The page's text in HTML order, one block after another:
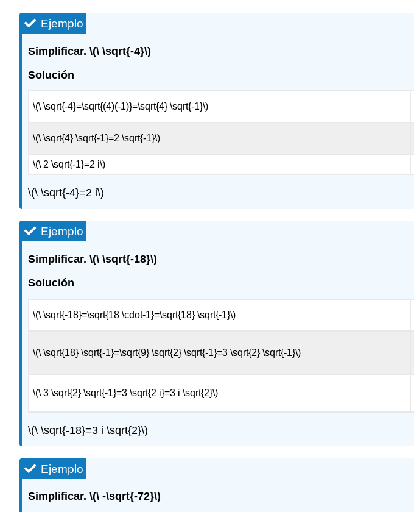
Ejemplo
Simplificar. \(\ \sqrt{-4}\)
Solución
\(\ \sqrt{-4}=\sqrt{(4)(-1)}=\sqrt{4} \sqrt{-1}\)
\(\ \sqrt{4} \sqrt{-1}=2 \sqrt{-1}\)
\(\ 2 \sqrt{-1}=2 i\)
\(\ \sqrt{-4}=2 i\)
Ejemplo
Simplificar. \(\ \sqrt{-18}\)
Solución
\(\ \sqrt{-18}=\sqrt{18 \cdot-1}=\sqrt{18} \sqrt{-1}\)
\(\ \sqrt{18} \sqrt{-1}=\sqrt{9} \sqrt{2} \sqrt{-1}=3 \sqrt{2} \sqrt{-1}\)
\(\ 3 \sqrt{2} \sqrt{-1}=3 \sqrt{2 i}=3 i \sqrt{2}\)
\(\ \sqrt{-18}=3 i \sqrt{2}\)
Ejemplo
Simplificar. \(\ -\sqrt{-72}\)